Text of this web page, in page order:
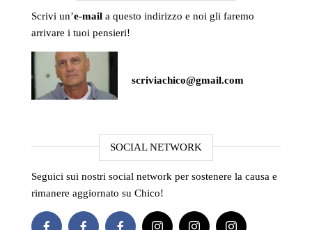
Scrivi un’e-mail a questo indirizzo e noi gli faremo
arrivare i tuoi pensieri!
scriviachico@gmail.com
SOCIAL NETWORK
Seguici sui nostri social network per sostenere la causa e
rimanere aggiornato su Chico!